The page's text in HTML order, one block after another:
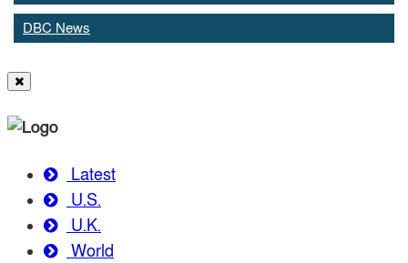
DBC News
Latest
U.S.
U.K.
World